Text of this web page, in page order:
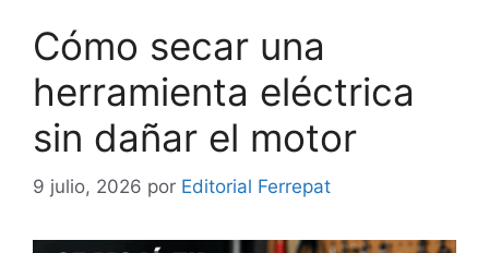
Cómo secar una
herramienta eléctrica
sin dañar el motor
9 julio, 2026 por Editorial Ferrepat